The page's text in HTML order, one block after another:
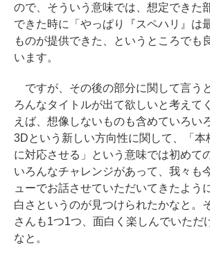
ので、そういう意味では、想定できた
できた時に「やっぱり『スペハリ』は
ものが提供できた、というところでも
います。
ですが、その後の部分に関して言う
ろんなタイトルが出て欲しいと考えて
えば、想像しないものも含めていろい
3Dという新しい方向性に関して、「本
に対応させる」という意味では初めて
いろんなチャレンジがあって、我々も
ューでお話させていただいてきたよう
白さというのが見つけられたかなと。
さんも1つ1つ、面白く楽しんでいただ
なと。